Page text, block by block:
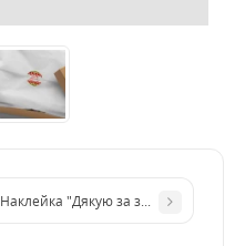
(54 шт.на листе)
Наклейка "Дякую за замовлення"